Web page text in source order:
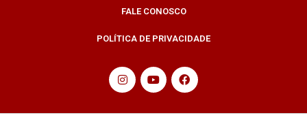
FALE CONOSCO
POLÍTICA DE PRIVACIDADE